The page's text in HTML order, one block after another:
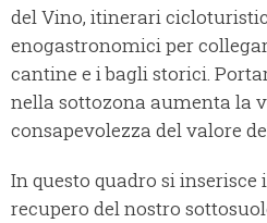
del Vino, itinerari
enogastronomici per
cantine e i bagli storici.
nella sottozona aumenta la
consapevolezza del valore
In questo quadro si
recupero del nostro